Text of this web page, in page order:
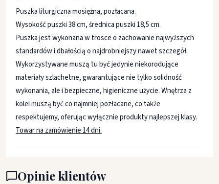
Puszka liturgiczna mosiężna, pozłacana.
Wysokość puszki 38 cm, średnica puszki 18,5 cm.
Puszka jest wykonana w trosce o zachowanie najwyższych
standardów i dbałością o najdrobniejszy nawet szczegół.
Wykorzystywane muszą tu być jedynie niekorodujące
materiały szlachetne, gwarantujące nie tylko solidność
wykonania, ale i bezpieczne, higieniczne użycie. Wnętrza z
kolei muszą być co najmniej pozłacane, co także
respektujemy, oferując wyłącznie produkty najlepszej klasy.
Towar na zamówienie 14 dni.
Opinie klientów